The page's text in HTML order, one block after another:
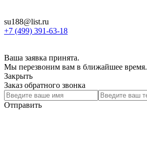
su188@list.ru
+7 (499) 391-63-18
Ваша заявка принята.
Мы перезвоним вам в ближайшее время.
Закрыть
Заказ обратного звонка
Отправить